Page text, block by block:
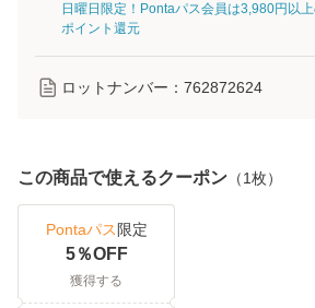
日曜日限定！Pontaパス会員は3,980円以
ポイント還元
ロットナンバー： 762872624
この商品で使えるクーポン （1枚）
Pontaパス 限定
5％OFF
獲得する